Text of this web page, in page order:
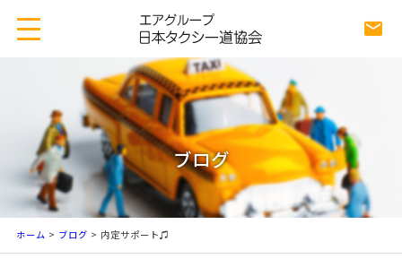
ブログ
ホーム > ブログ > 内定サポート♫